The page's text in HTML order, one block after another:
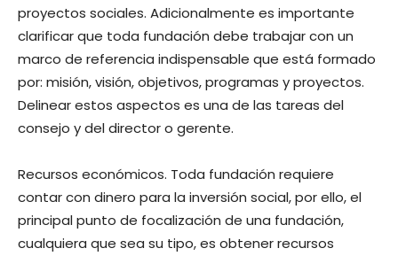
proyectos sociales. Adicionalmente es importante
clarificar que toda fundación debe trabajar con un
marco de referencia indispensable que está formado
por: misión, visión, objetivos, programas y proyectos.
Delinear estos aspectos es una de las tareas del
consejo y del director o gerente.
Recursos económicos. Toda fundación requiere
contar con dinero para la inversión social, por ello, el
principal punto de focalización de una fundación,
cualquiera que sea su tipo, es obtener recursos